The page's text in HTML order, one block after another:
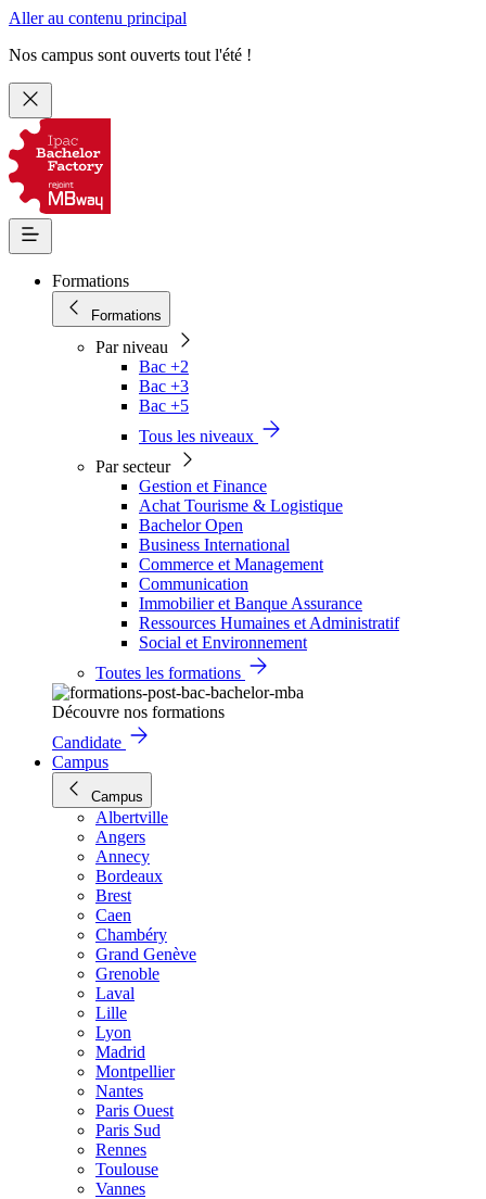
Aller au contenu principal
Nos campus sont ouverts tout l'été !
Formations
Formations
Par niveau
Bac +2
Bac +3
Bac +5
Tous les niveaux
Par secteur
Gestion et Finance
Achat Tourisme & Logistique
Bachelor Open
Business International
Commerce et Management
Communication
Immobilier et Banque Assurance
Ressources Humaines et Administratif
Social et Environnement
Toutes les formations
Découvre nos formations
Candidate
Campus
Campus
Albertville
Angers
Annecy
Bordeaux
Brest
Caen
Chambéry
Grand Genève
Grenoble
Laval
Lille
Lyon
Madrid
Montpellier
Nantes
Paris Ouest
Paris Sud
Rennes
Toulouse
Vannes